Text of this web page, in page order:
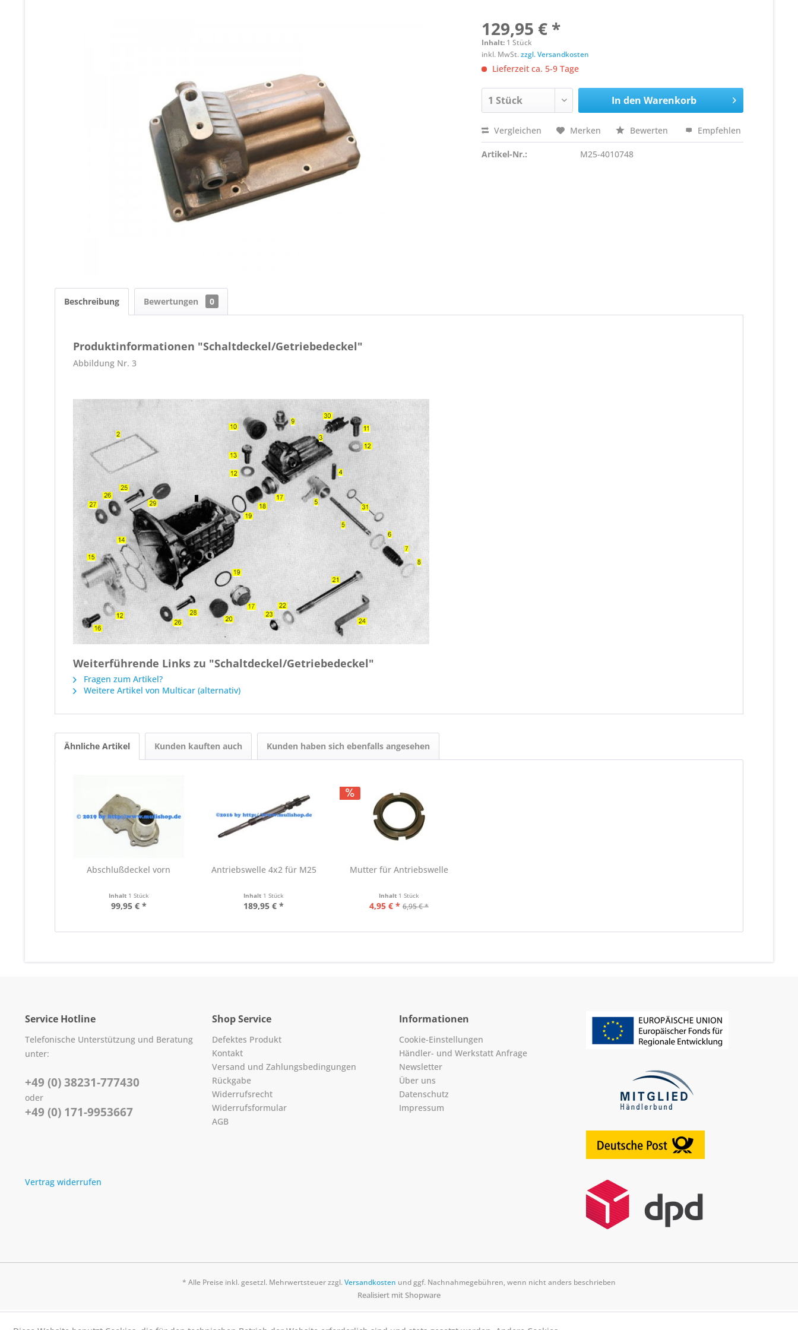
129,95 € *
Inhalt: 1 Stück
inkl. MwSt.zzgl. Versandkosten
Lieferzeit ca. 5-9 Tage
In den Warenkorb
Vergleichen Merken Bewerten Empfehlen
Artikel-Nr.: M25-4010748
Beschreibung Bewertungen 0
Produktinformationen "Schaltdeckel/Getriebedeckel"
Abbildung Nr. 3
Weiterführende Links zu "Schaltdeckel/Getriebedeckel"
Fragen zum Artikel?
Weitere Artikel von Multicar (alternativ)
Ähnliche Artikel Kunden kauften auch Kunden haben sich ebenfalls angesehen
Abschlußdeckel vorn
Inhalt 1 Stück
99,95 € *
Antriebswelle 4x2 für M25
Inhalt 1 Stück
189,95 € *
Mutter für Antriebswelle
Inhalt 1 Stück
4,95 € * 6,95 € *
Service Hotline
Telefonische Unterstützung und Beratung
unter:
+49 (0) 38231-777430
oder
+49 (0) 171-9953667
Vertrag widerrufen
Shop Service
Defektes Produkt
Kontakt
Versand und Zahlungsbedingungen
Rückgabe
Widerrufsrecht
Widerrufsformular
AGB
Informationen
Cookie-Einstellungen
Händler- und Werkstatt Anfrage
Newsletter
Über uns
Datenschutz
Impressum
* Alle Preise inkl. gesetzl. Mehrwertsteuer zzgl.Versandkosten und ggf. Nachnahmegebühren, wenn nicht anders beschrieben
Realisiert mit Shopware